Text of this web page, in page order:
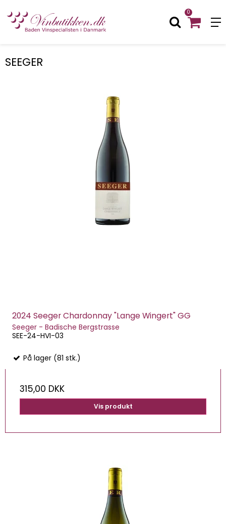
0
SEEGER
2024 Seeger Chardonnay "Lange Wingert" GG
Seeger - Badische Bergstrasse
SEE-24-HVI-03
På lager (81 stk.)
315,00 DKK
Vis produkt